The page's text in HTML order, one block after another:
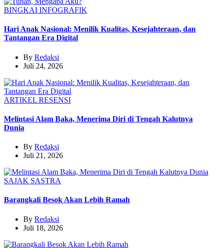
BINGKAI INFOGRAFIK
Hari Anak Nasional: Menilik Kualitas, Kesejahteraan, dan
Tantangan Era Digital
By Redaksi
Juli 24, 2026
ARTIKEL RESENSI
Melintasi Alam Baka, Menerima Diri di Tengah Kalutnya
Dunia
By Redaksi
Juli 21, 2026
SAJAK SASTRA
Barangkali Besok Akan Lebih Ramah
By Redaksi
Juli 18, 2026